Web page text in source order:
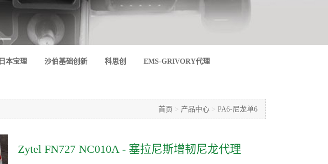
日本宝理 沙伯基础创新 科思创 EMS-GRIVORY代理
首页 > 产品中心 > PA6-尼龙单6
Zytel FN727 NC010A - 塞拉尼斯增韧尼龙代理